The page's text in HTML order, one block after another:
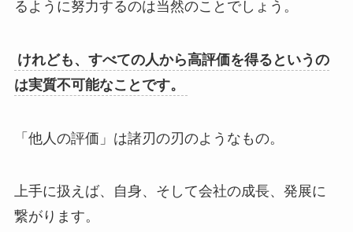
るように努力するのは当然のことでしょう。
けれども、すべての人から高評価を得るというの
は実質不可能なことです。
「他人の評価」は諸刃の刃のようなもの。
上手に扱えば、自身、そして会社の成長、発展に
繋がります。